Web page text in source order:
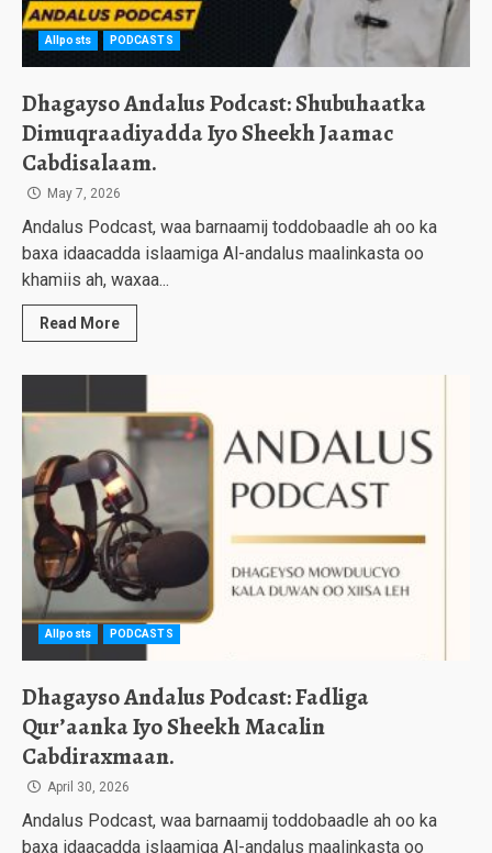
Allposts PODCASTS
Dhagayso Andalus Podcast: Shubuhaatka
Dimuqraadiyadda Iyo Sheekh Jaamac
Cabdisalaam.
May 7, 2026
Andalus Podcast, waa barnaamij toddobaadle ah oo ka
baxa idaacadda islaamiga Al-andalus maalinkasta oo
khamiis ah, waxaa...
Read More
Allposts PODCASTS
Dhagayso Andalus Podcast: Fadliga
Qur’aanka Iyo Sheekh Macalin
Cabdiraxmaan.
April 30, 2026
Andalus Podcast, waa barnaamij toddobaadle ah oo ka
baxa idaacadda islaamiga Al-andalus maalinkasta oo